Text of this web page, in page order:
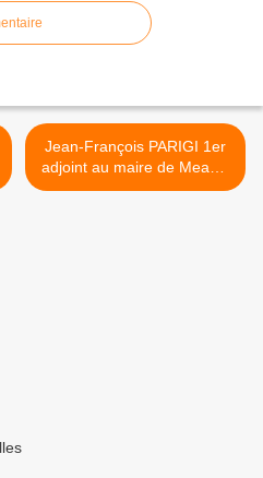
Jean-François PARIGI 1er
adjoint au maire de Meaux,
Président de Meaux